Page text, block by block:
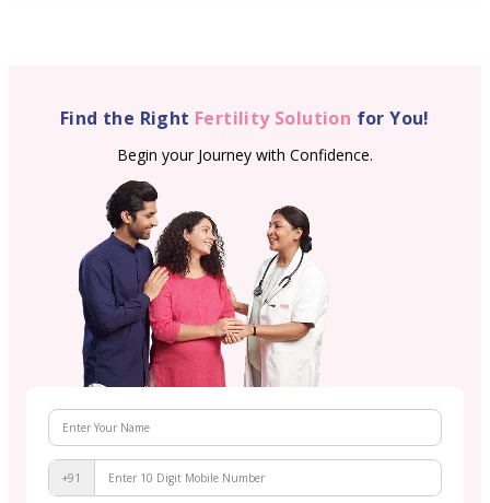
Find the Right Fertility Solution for You!
Begin your Journey with Confidence.
+91